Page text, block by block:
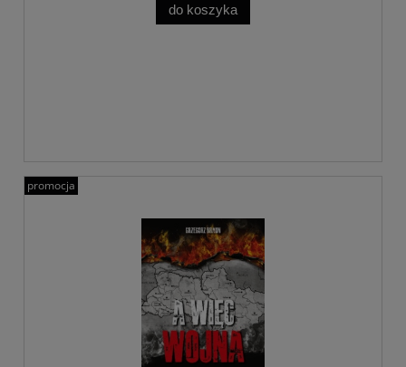
do koszyka
promocja